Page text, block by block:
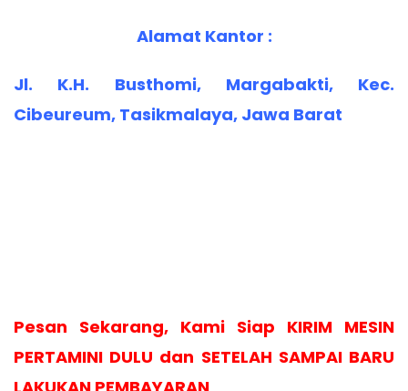
Alamat Kantor :
Jl. K.H. Busthomi, Margabakti, Kec.
Cibeureum, Tasikmalaya, Jawa Barat
Pesan Sekarang, Kami Siap KIRIM MESIN
PERTAMINI DULU dan SETELAH SAMPAI BARU